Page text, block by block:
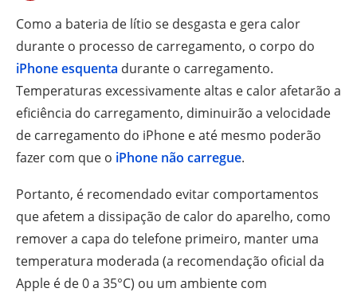
Como a bateria de lítio se desgasta e gera calor
durante o processo de carregamento, o corpo do
iPhone esquenta durante o carregamento.
Temperaturas excessivamente altas e calor afetarão a
eficiência do carregamento, diminuirão a velocidade
de carregamento do iPhone e até mesmo poderão
fazer com que o iPhone não carregue.
Portanto, é recomendado evitar comportamentos
que afetem a dissipação de calor do aparelho, como
remover a capa do telefone primeiro, manter uma
temperatura moderada (a recomendação oficial da
Apple é de 0 a 35°C) ou um ambiente com